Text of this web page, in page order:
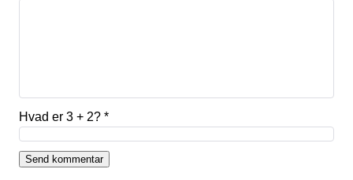
Hvad er 3 + 2? *